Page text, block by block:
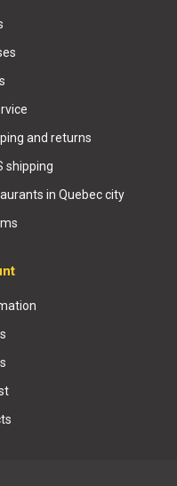
and returns
shipping
in Quebec city